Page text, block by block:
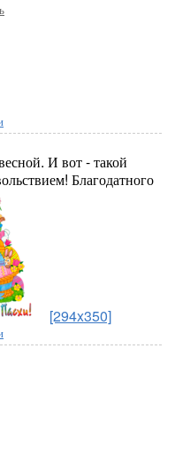
И вот - такой
Благодатного
[294x350]